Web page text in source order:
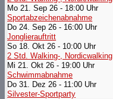
Mo 21. Sep 26 - 18:00 Uhr
Sportabzeichenabnahme
Do 24. Sep 26 - 16:00 Uhr
Jonglierauftritt
So 18. Okt 26 - 10:00 Uhr
2 Std. Walking-, Nordicwalking
Mi 21. Okt 26 - 19:00 Uhr
Schwimmabnahme
Do 31. Dez 26 - 11:00 Uhr
Silvester-Sportparty